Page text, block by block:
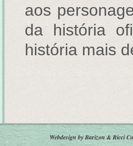
aos
da história
história mais
Webdesign by Barizon & Ricci